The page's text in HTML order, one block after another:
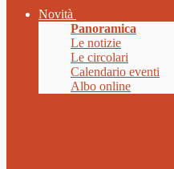
Novità
Panoramica
Le notizie
Le circolari
Calendario eventi
Albo online